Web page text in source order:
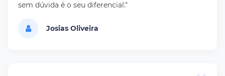
sem dúvida é o seu diferencial."
Josias Oliveira